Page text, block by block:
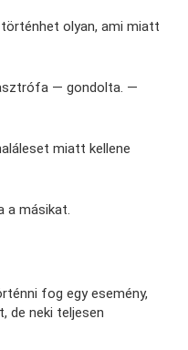
olyan, ami miatt
— gondolta. —
miatt kellene
a másikat.
fog egy esemény,
de neki teljesen